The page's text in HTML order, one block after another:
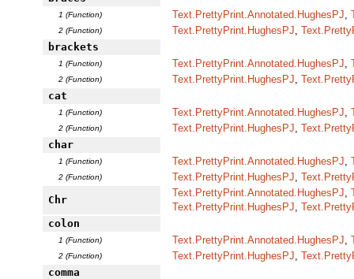
1 (Function) Text.PrettyPrint.Annotated.HughesPJ
2 (Function) Text.PrettyPrint.HughesPJ
brackets
1 (Function) Text.PrettyPrint.Annotated.HughesPJ
2 (Function) Text.PrettyPrint.HughesPJ
cat
1 (Function) Text.PrettyPrint.Annotated.HughesPJ
2 (Function) Text.PrettyPrint.HughesPJ
char
1 (Function) Text.PrettyPrint.Annotated.HughesPJ
2 (Function) Text.PrettyPrint.HughesPJ
Chr
Text.PrettyPrint.Annotated.HughesPJ
Text.PrettyPrint.HughesPJ
colon
1 (Function) Text.PrettyPrint.Annotated.HughesPJ
2 (Function) Text.PrettyPrint.HughesPJ
comma